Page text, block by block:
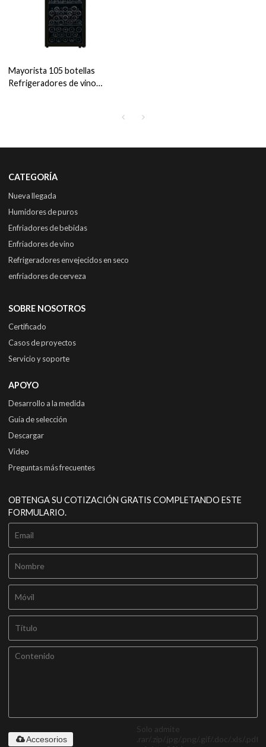
Mayorista 105 botellas
Refrigeradores de vino
CATEGORÍA
Nueva llegada
Humidores de puros
Enfriadores de bebidas
Enfriadores de vino
Refrigeradores envejecidos en seco
enfriadores de cerveza
SOBRE NOSOTROS
Certificado
Casos de proyectos
Servicio y soporte
APOYO
Desarrollo a la medida
Guía de selección
Descargar
Video
Preguntas más frecuentes
OBTENGA SU COTIZACIÓN GRATIS COMPLETANDO ESTE
FORMULARIO.
Solo admite
.rar/.zip/.jpg/.png/.gif/.doc/.xls/.pdf,
Accesorios